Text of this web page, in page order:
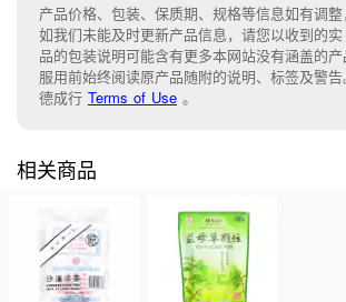
产品价格、包装、保质期、规格等信息如有调整
如我们未能及时更新产品信息， 请您以收到的实
品的包装说明可能含有更多本网站没有涵盖的
服用前始终阅读原产品随附的说明、 标签及警告
德成行 Terms of Use 。
相关商品